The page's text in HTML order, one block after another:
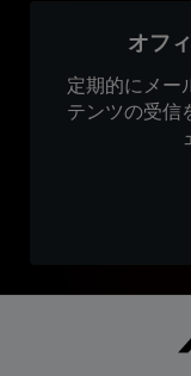
オフ
定期的にメー
テンツの受信